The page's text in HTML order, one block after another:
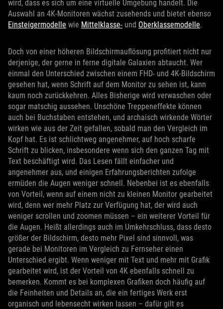
wird, dass es sich um eine virtuelle Umgebung handelt. Die
Auswahl an 4K-Monitoren wächst zusehends und bietet ebenso
Einsteigermodelle wie Mittelklasse- und Oberklassemodelle.
Doch von einer höheren Bildschirmauflösung profitiert nicht nur
derjenige, der gerne in ferne digitale Galaxien abtaucht. Wer
einmal den Unterschied zwischen einem FHD- und 4K-Bildschirm
gesehen hat, wenn Schrift auf dem Monitor zu sehen ist, kann
kaum noch zurückkehren. Alles Bisherige wird verwaschen oder
sogar matschig aussehen. Unschöne Treppeneffekte können
auch bei Buchstaben entstehen, und archaisch wirkende Wörter
wirken wie aus der Zeit gefallen, sobald man den Vergleich im
Kopf hat. Es ist schlichtweg angenehmer, auf hoch scharfe
Schrift zu blicken, insbesondere wenn sich den ganzen Tag mit
Text beschäftigt wird. Das Lesen fällt einfacher und
angenehmer aus, und einigen Erfahrungsberichten zufolge
ermüden die Augen weniger schnell. Nebenbei ist es ebenfalls
von Vorteil, wenn auf einem nicht zu kleinen Monitor gearbeitet
wird, denn wer mehr Platz zur Verfügung hat, der wird auch
weniger scrollen und zoomen müssen – ein weiterer Vorteil für
die Augen. Heißt allerdings auch im Umkehrschluss, dass desto
größer der Bildschirm, desto mehr Pixel sind sinnvoll, was
gerade bei Monitoren im Vergleich zu Fernseher einen
Unterschied ergibt. Wenn weniger mit Text und mehr mit Grafik
gearbeitet wird, ist der Vorteil von 4K ebenfalls schnell zu
bemerken. Kommt es bei komplexen Grafiken doch häufig auf
die Feinheiten und Details an, die ein fertiges Werk erst
organisch und lebensecht wirken lassen – dafür gilt es